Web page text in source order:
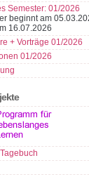
Semester: 01/2026
beginnt am
16.07.2026
+ Vorträge 01/2026
01/2026